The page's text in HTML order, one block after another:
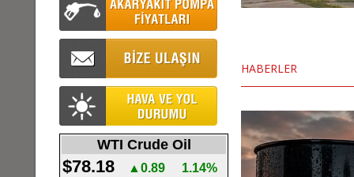
WTI Crude Oil
$78.18 ▲0.89 1.14%
HABERLER